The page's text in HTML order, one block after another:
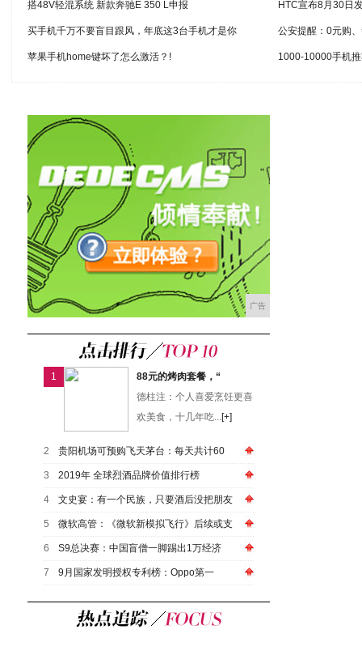
搭48V轻混系统 新款奔驰E 350 L申报 HTC宣布8月30日
买手机千万不要盲目跟风，年底这3台手机才是你 公安提醒：0元购
苹果手机home键坏了怎么激活？! 1000-10000手机
广告
1
88元的烤肉套餐，“
德柱注：个人喜爱烹饪更喜
欢美食，十几年吃...[+]
2 贵阳机场可预购飞天茅台：每天共计60
3 2019年 全球烈酒品牌价值排行榜
4 文史宴：有一个民族，只要酒后没把朋友
5 微软高管：《微软新模拟飞行》后续或支
6 S9总决赛：中国盲僧一脚踢出1万经济
7 9月国家发明授权专利榜：Oppo第一